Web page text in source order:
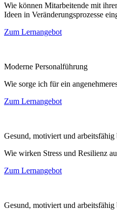
Wie können Mitarbeitende mit
Ideen in Veränderungsprozesse
Zum Lernangebot
Moderne Personalführung
Wie sorge ich für ein
Zum Lernangebot
Gesund, motiviert und arbeitsfähig
Wie wirken Stress und Resilienz
Zum Lernangebot
Gesund, motiviert und arbeitsfähig